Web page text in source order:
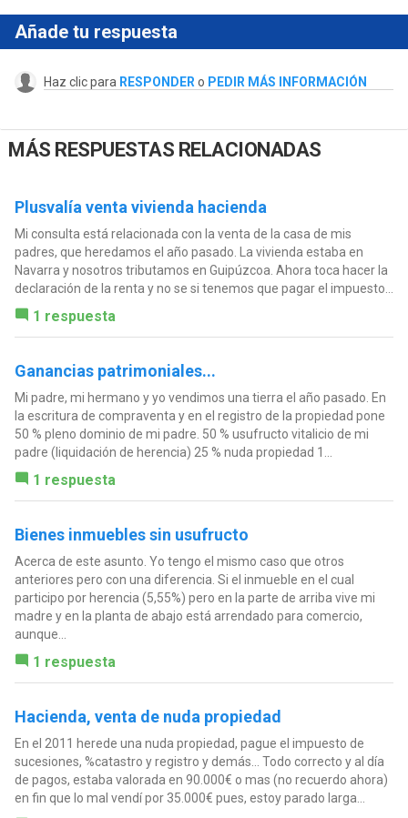
Añade tu respuesta
Haz clic para RESPONDER o PEDIR MÁS INFORMACIÓN
MÁS RESPUESTAS RELACIONADAS
Plusvalía venta vivienda hacienda
Mi consulta está relacionada con la venta de la casa de mis
padres, que heredamos el año pasado. La vivienda estaba en
Navarra y nosotros tributamos en Guipúzcoa. Ahora toca hacer la
declaración de la renta y no se si tenemos que pagar el impuesto...
1 respuesta
Ganancias patrimoniales...
Mi padre, mi hermano y yo vendimos una tierra el año pasado. En
la escritura de compraventa y en el registro de la propiedad pone
50 % pleno dominio de mi padre. 50 % usufructo vitalicio de mi
padre (liquidación de herencia) 25 % nuda propiedad 1...
1 respuesta
Bienes inmuebles sin usufructo
Acerca de este asunto. Yo tengo el mismo caso que otros
anteriores pero con una diferencia. Si el inmueble en el cual
participo por herencia (5,55%) pero en la parte de arriba vive mi
madre y en la planta de abajo está arrendado para comercio,
aunque...
1 respuesta
Hacienda, venta de nuda propiedad
En el 2011 herede una nuda propiedad, pague el impuesto de
sucesiones, %catastro y registro y demás... Todo correcto y al día
de pagos, estaba valorada en 90.000€ o mas (no recuerdo ahora)
en fin que lo mal vendí por 35.000€ pues, estoy parado larga...